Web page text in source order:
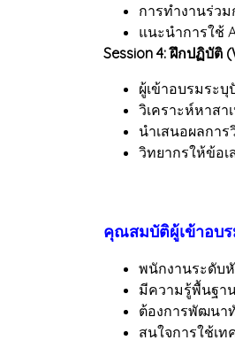
การทำงานร่ว
แนะนำการใช้
Session 4: ฝึกปฏิบัติ
ผู้เข้าอบรมระ
วิเคราะห์หาสา
นำเสนอผลกา
วิทยากรให้ข้อ
คุณสมบัติผู้เข้าอบ
พนักงานระดับ
มีความรู้พื้นฐา
ต้องการพัฒนา
สนใจการใช้เ